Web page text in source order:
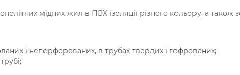
мідних жил в ПВХ ізоляції різного кольору, а також
і неперфорованих, в трубах твердих і гофрованих;